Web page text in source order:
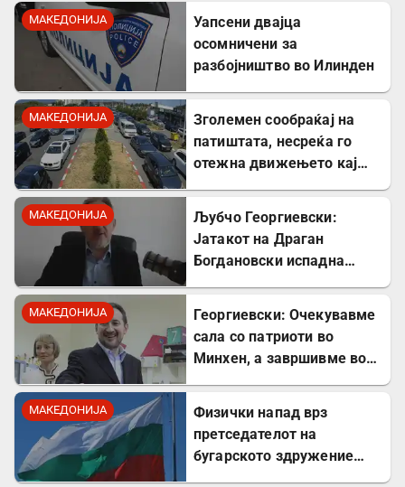
МАКЕДОНИЈА
Уапсени двајца
осомничени за
разбојништво во Илинден
МАКЕДОНИЈА
Зголемен сообраќај на
патиштата, несреќа го
отежна движењето кај
МАКЕДОНИЈА
Љубчо Георгиевски:
Јатакот на Драган
Богдановски испадна
МАКЕДОНИЈА
Георгиевски: Очекувавме
сала со патриоти во
Минхен, а завршивме во
застане на чело на ВМРО.
МАКЕДОНИЈА
Физички напад врз
претседателот на
бугарското здружение